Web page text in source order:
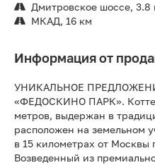
Дмитровское шоссе, 3.8
МКАД, 16 км
Информация от
УНИКАЛЬНОЕ
«ФЕДОСКИНО ПАРК».
метров, выдержан в
расположен на земельном
в 15 километрах от
Возведенный из